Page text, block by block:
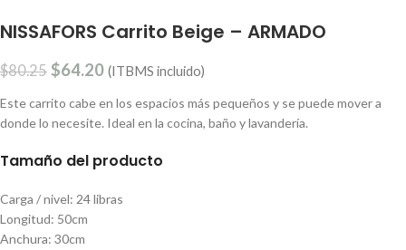
NISSAFORS Carrito Beige – ARMADO
$80.25 $64.20 (ITBMS incluido)
Este carrito cabe en los espacios más pequeños y se puede mover a
donde lo necesite. Ideal en la cocina, baño y lavandería.
Tamaño del producto
Carga / nivel: 24 libras
Longitud: 50cm
Anchura: 30cm